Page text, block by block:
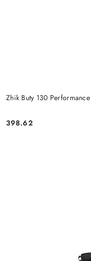
Zhik Buty 130
Cena:
398.62